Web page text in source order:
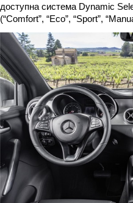
доступна система Dynamic
(“Comfort”, “Eco”, “Sport”,